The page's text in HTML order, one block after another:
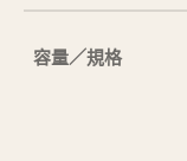
容量／規格